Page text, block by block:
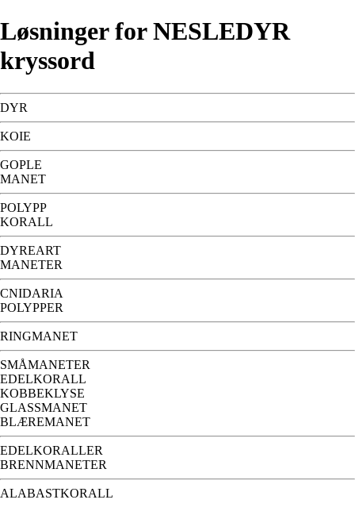
Løsninger for NESLEDYR
kryssord
DYR
KOIE
GOPLE
MANET
POLYPP
KORALL
DYREART
MANETER
CNIDARIA
POLYPPER
RINGMANET
SMÅMANETER
EDELKORALL
KOBBEKLYSE
GLASSMANET
BLÆREMANET
EDELKORALLER
BRENNMANETER
ALABASTKORALL